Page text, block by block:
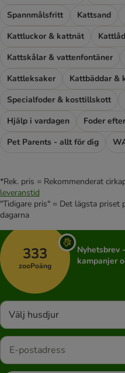
Spannmålsfritt
Kattsand
Kattluckor & kattnät
Kattskålar & vattenfontäner
Kattleksaker
Kattbäddar &
Specialfoder & kosttillskott
Hjälp i vardagen
Foder
Pet Parents - allt för dig
*Rek. pris = Rekommenderat
leveranstid
"Tidigare pris" = Det lägsta priset
dagarna
333
zooPoäng
Nyhetsbrev
kampanjer
Välj husdjur